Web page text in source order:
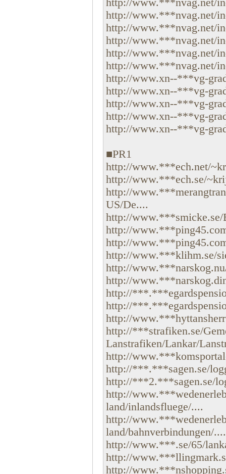
http://www.***nvag.net/
http://www.***nvag.net/
http://www.***nvag.net/
http://www.***nvag.net/
http://www.***nvag.net/
http://www.xn--***vg-
http://www.xn--***vg-
http://www.xn--***vg-
http://www.xn--***vg-
http://www.xn--***vg-
■PR1
http://www.***ech.net/
http://www.***ech.se/
http://
US/De....
http://www.***smicke.se/
http://
http://
http://www.***klihm.se/
http://
http://
http://
http://
http://
http://***strafiken.se/
Lanstrafiken/Lankar/
http://
http://***.***sagen.se/
http://***2.***sagen.se/
http://
land/inlandsfluege/....
http://
land/bahnverbindungen/....
http://www.***.se/65/
http://
http://